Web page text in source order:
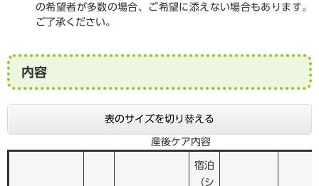
の希望者が多数の場合、ご希望に添えない場合もあります。
ご了承ください。
内容
表のサイズを切り替える
産後ケア内容
宿泊
（シ